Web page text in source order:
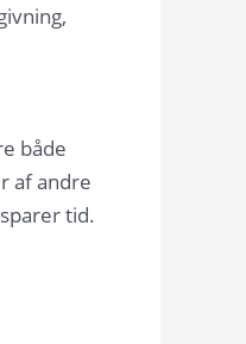
både
af andre
tid.